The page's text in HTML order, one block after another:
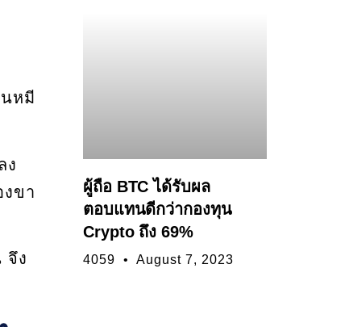
หมี
ง
ขา
จึง
ผู้ถือ BTC ได้รับผล
ตอบแทนดีกว่ากองทุน
Crypto ถึง 69%
4059 August 7, 2023